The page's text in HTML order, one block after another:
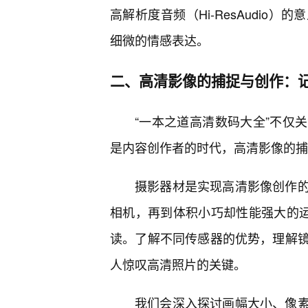
高解析度音频（Hi-ResAudio）的
细微的情感表达。
二、高清影像的捕捉与创作：
“一本之道高清数码大全”不仅
是内容创作者的时代，高清影像的
摄影器材是实现高清影像创作
相机，再到体积小巧却性能强大的
读。了解不同传感器的优势，理解
人惊叹高清照片的关键。
我们会深入探讨画幅大小、像